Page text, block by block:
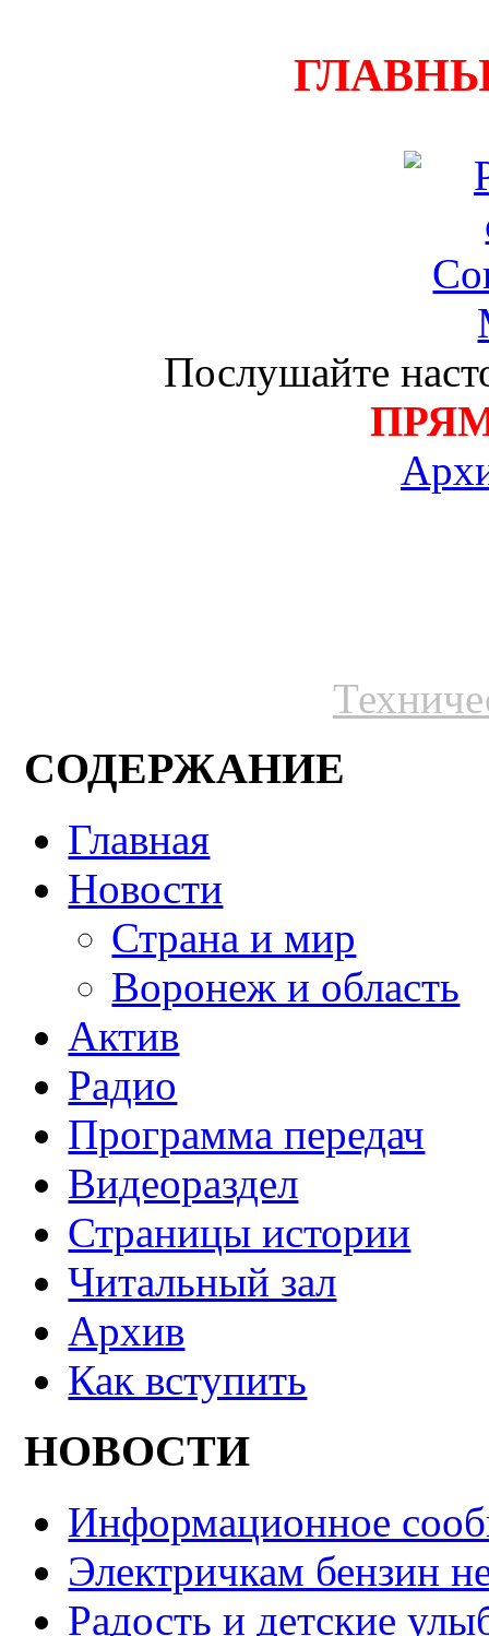
Послушайте
СОДЕРЖАНИЕ
Главная
Новости
Страна и мир
Воронеж и область
Актив
Радио
Программа передач
Видеораздел
Страницы истории
Читальный зал
Архив
Как вступить
НОВОСТИ
Информационное
Электричкам бензин
Радость и детские